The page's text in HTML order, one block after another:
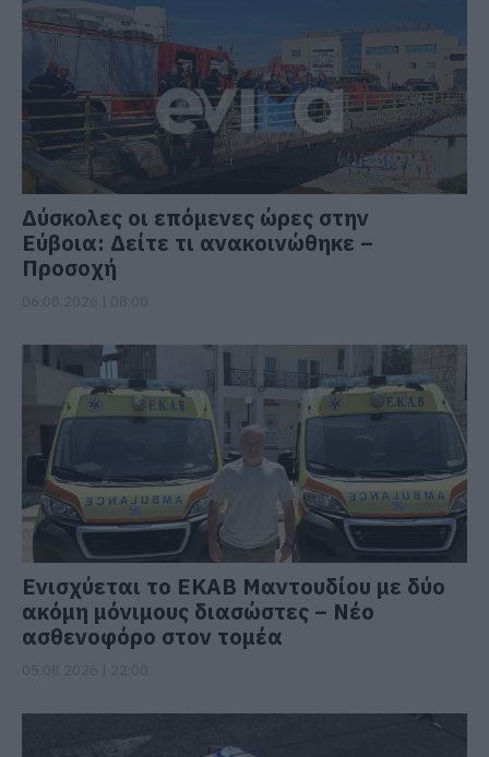
Δύσκολες οι επόμενες ώρες στην
Εύβοια: Δείτε τι ανακοινώθηκε –
Προσοχή
Ενισχύεται το ΕΚΑΒ Μαντουδίου με δύο
ακόμη μόνιμους διασώστες – Νέο
ασθενοφόρο στον τομέα